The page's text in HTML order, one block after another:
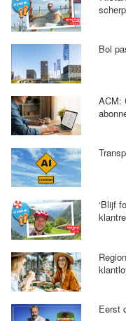
Bol
ACM:
‘Blijf
Eerst